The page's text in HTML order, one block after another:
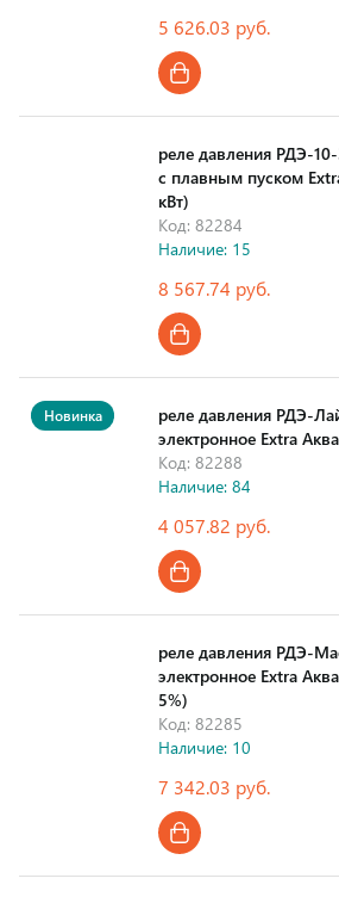
5 626.03 руб.
реле давления РДЭ-
с плавным пуском
кВт)
Код: 82284
Наличие: 15
8 567.74 руб.
реле давления РДЭ-
электронное Extra
Код: 82288
Наличие: 84
4 057.82 руб.
Новинка
реле давления РДЭ-
электронное Extra
5%)
Код: 82285
Наличие: 10
7 342.03 руб.